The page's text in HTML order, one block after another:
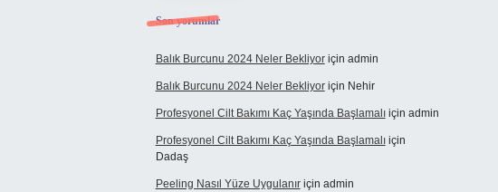
Son yorumlar
Balık Burcunu 2024 Neler Bekliyoriçin admin
Balık Burcunu 2024 Neler Bekliyoriçin Nehir
Profesyonel Cilt Bakımı Kaç Yaşında Başlamalıiçin admin
Profesyonel Cilt Bakımı Kaç Yaşında Başlamalıiçin
Dadaş
Peeling Nasıl Yüze Uygulanıriçin admin